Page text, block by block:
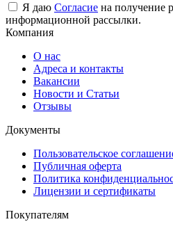
Я даю Согласие на получение
информационной рассылки.
Компания
О нас
Адреса и контакты
Вакансии
Новости и Статьи
Отзывы
Документы
Пользовательское
Публичная оферта
Политика
Лицензии и сертификаты
Покупателям